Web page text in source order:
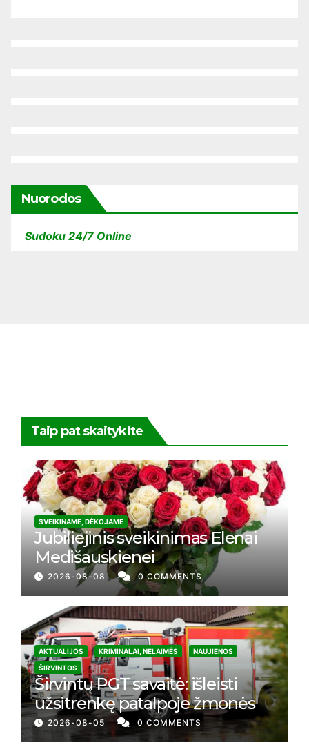
Nuorodos
Sudoku 24/7 Online
Taip pat skaitykite
SVEIKINAME, DĖKOJAME
Jubiliejinis sveikinimas Elenai
Medišauskienei
2026-08-08 0 COMMENTS
AKTUALIJOS KRIMINALAI, NELAIMĖS
NAUJIENOS
ŠIRVINTOS
Širvintų PGT savaitė: išleisti
užsitrenkę patalpoje žmonės
2026-08-05 0 COMMENTS